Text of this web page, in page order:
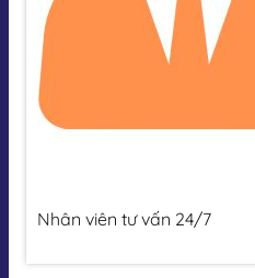
Nhân viên tư vấn 24/7